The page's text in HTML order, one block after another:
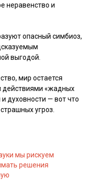
неравенство и
опасный симбиоз,
выгодой.
мир остается
действиями «жадных
духовности — вот что
угроз.
мы рискуем
решения